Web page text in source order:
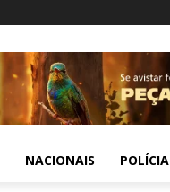
NACIONAIS POLÍCIA